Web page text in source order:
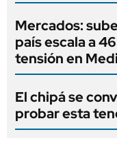
Mercados:
país escala a
tensión en
El chipá se
probar esta